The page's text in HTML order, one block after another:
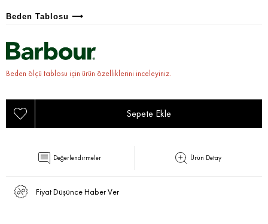
Beden Tablosu ⟶
Beden ölçü tablosu için ürün özelliklerini inceleyiniz.
Değerlendirmeler Ürün Detay
Fiyat Düşünce Haber Ver